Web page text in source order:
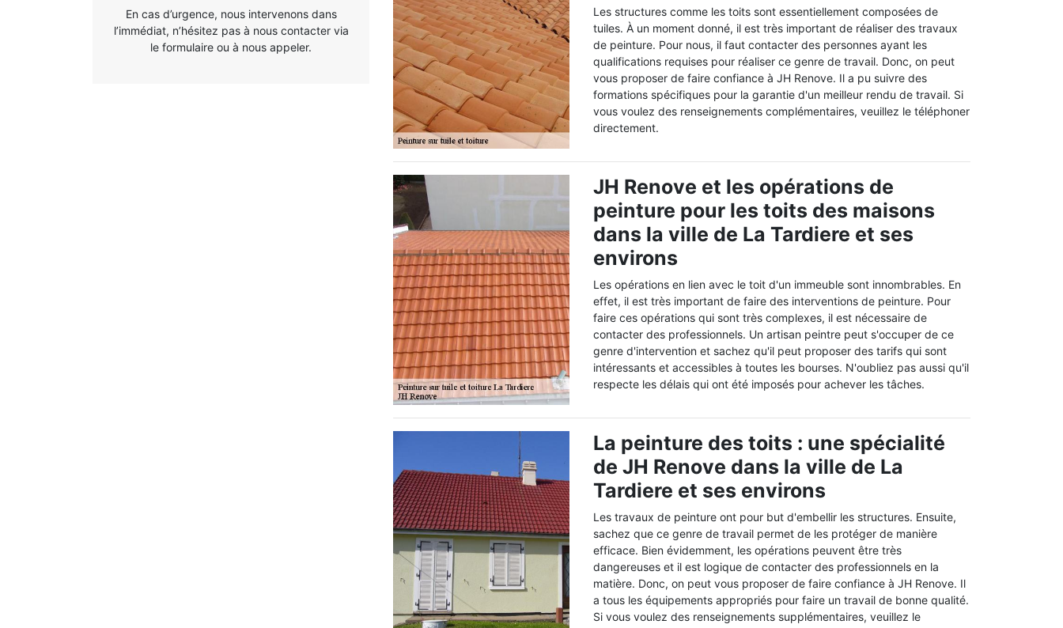
En cas d’urgence, nous intervenons dans
l’immédiat, n’hésitez pas à nous contacter via
le formulaire ou à nous appeler.
Les structures comme les toits sont essentiellement composées de
tuiles. À un moment donné, il est très important de réaliser des travaux
de peinture. Pour nous, il faut contacter des personnes ayant les
qualifications requises pour réaliser ce genre de travail. Donc, on peut
vous proposer de faire confiance à JH Renove. Il a pu suivre des
formations spécifiques pour la garantie d'un meilleur rendu de travail. Si
vous voulez des renseignements complémentaires, veuillez le téléphoner
directement.
JH Renove et les opérations de
peinture pour les toits des maisons
dans la ville de La Tardiere et ses
environs
Les opérations en lien avec le toit d'un immeuble sont innombrables. En
effet, il est très important de faire des interventions de peinture. Pour
faire ces opérations qui sont très complexes, il est nécessaire de
contacter des professionnels. Un artisan peintre peut s'occuper de ce
genre d'intervention et sachez qu'il peut proposer des tarifs qui sont
intéressants et accessibles à toutes les bourses. N'oubliez pas aussi qu'il
respecte les délais qui ont été imposés pour achever les tâches.
La peinture des toits : une spécialité
de JH Renove dans la ville de La
Tardiere et ses environs
Les travaux de peinture ont pour but d'embellir les structures. Ensuite,
sachez que ce genre de travail permet de les protéger de manière
efficace. Bien évidemment, les opérations peuvent être très
dangereuses et il est logique de contacter des professionnels en la
matière. Donc, on peut vous proposer de faire confiance à JH Renove. Il
a tous les équipements appropriés pour faire un travail de bonne qualité.
Si vous voulez des renseignements supplémentaires, veuillez le